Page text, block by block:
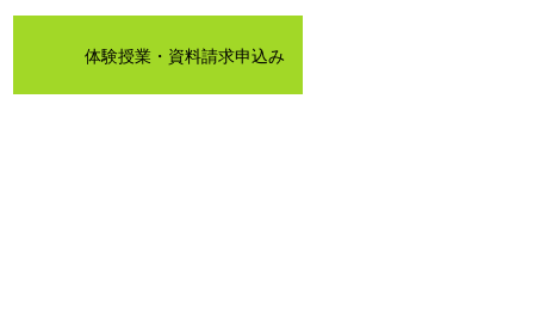
体験授業・資料請求申込み